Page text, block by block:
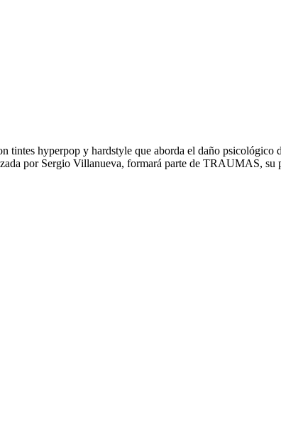
tintes hyperpop y hardstyle que aborda el daño
por Sergio Villanueva, formará parte de TRAUMAS, su